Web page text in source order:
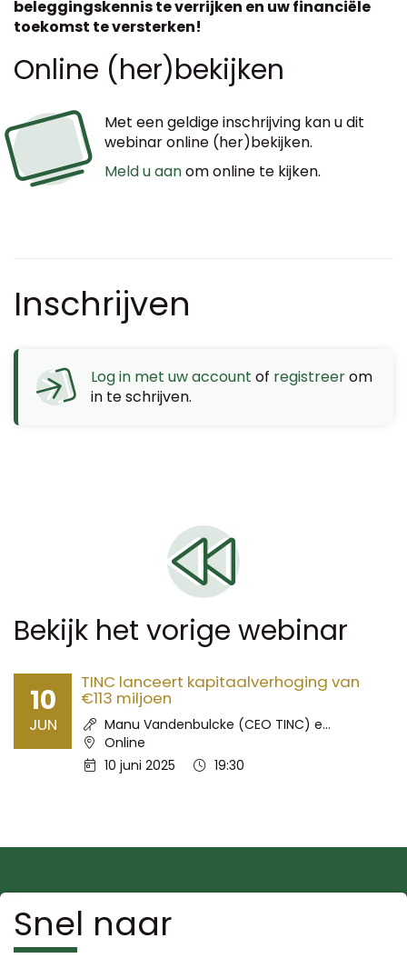
beleggingskennis te verrijken en uw financiële
toekomst te versterken!
Online (her)bekijken
Met een geldige inschrijving kan u dit
webinar online (her)bekijken.
Meld u aanom online te kijken.
Inschrijven
Log in met uw account of registreerom
in te schrijven.
Bekijk het vorige webinar
10
JUN
TINC lanceert kapitaalverhoging van
€113 miljoen
Spreker:
Manu Vandenbulcke (CEO TINC) e...
Locatie:
Online
Datum:
10 juni 2025 Tijd:
19:30
Snel naar